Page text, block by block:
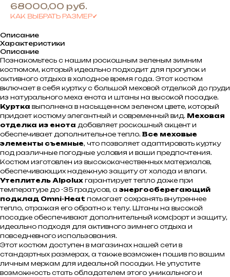
68000,00 руб.
КАК ВЫБРАТЬ РАЗМЕР✔
Описание
Характеристики
Описание
Познакомьтесь с нашим роскошным зеленым зимним
костюмом, который идеально подходит для прогулок и
активного отдыха в холодное время года. Этот костюм
включает в себя куртку с большой меховой отделкой до груди
из натурального меха енота и штаны на высокой посадке.
Куртка выполнена в насыщенном зеленом цвете, который
придает костюму элегантный и современный вид. Меховая
отделка из енота добавляет роскошный акцент и
обеспечивает дополнительное тепло. Все меховые
элементы съемные, что позволяет адаптировать куртку
под различные погодные условия и ваши предпочтения.
Костюм изготовлен из высококачественных материалов,
обеспечивающих надежную защиту от холода и влаги.
Утеплитель Alpolux гарантирует тепло даже при
температуре до -35 градусов, а энергосберегающий
подклад Omni-Heat помогает сохранять внутреннее
тепло, отражая его обратно к телу. Штаны на высокой
посадке обеспечивают дополнительный комфорт и защиту,
идеально подходя для активного зимнего отдыха и
повседневного использования.
Этот костюм доступен в магазинах нашей сети в
стандартных размерах, а также возможен пошив по вашим
личным меркам для идеальной посадки. Не упустите
возможность стать обладателем этого уникального и